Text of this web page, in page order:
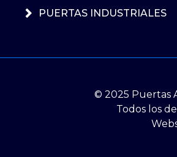
PUERTAS INDUSTRIALES
© 2025 Puertas
Todos los